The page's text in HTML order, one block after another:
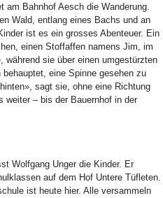
am Bahnhof Aesch die Wanderung.
Wald, entlang eines Bachs und an
ist es ein grosses Abenteuer. Ein
einen Stoffaffen namens Jim, im
sie über einen umgestürzten
eine Spinne gesehen zu
sagt sie, ohne eine Richtung
weiter – bis der Bauernhof in der
Wolfgang Unger die Kinder. Er
auf dem Hof Untere Tüfleten.
ist heute hier. Alle versammeln